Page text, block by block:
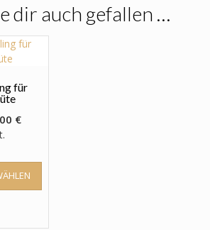
dir auch gefallen …
für
€
Dieses
weist